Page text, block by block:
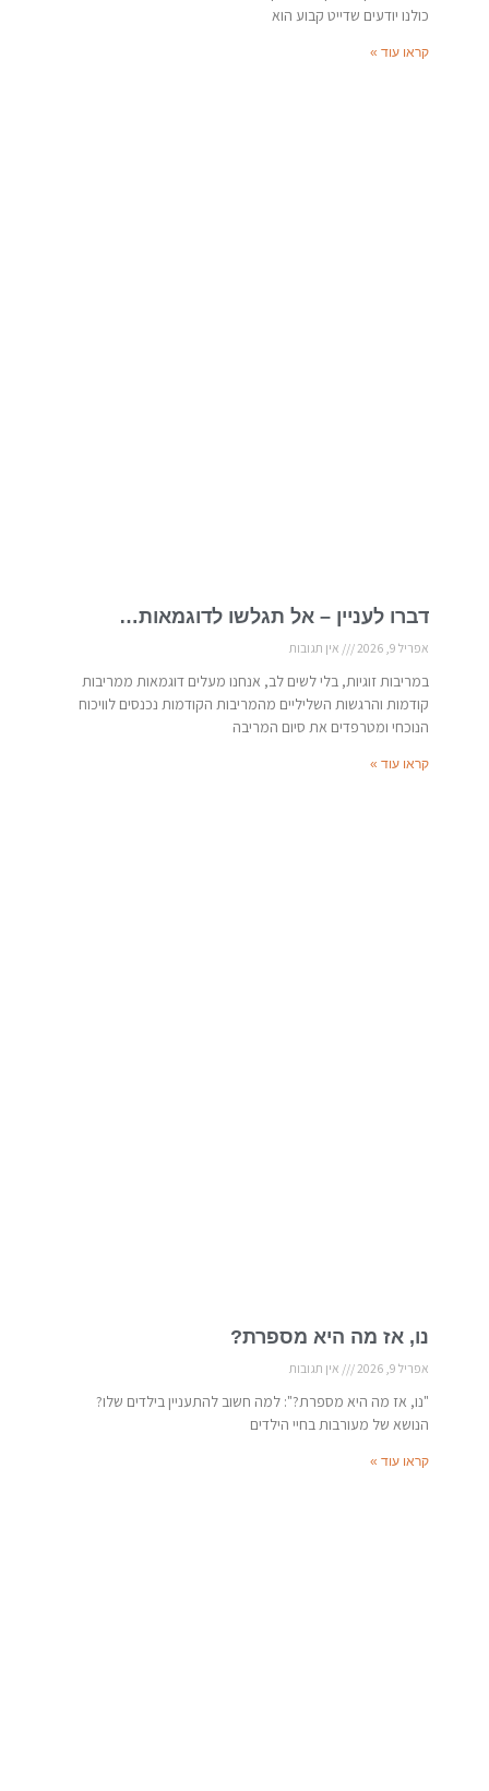
כולנו יודעים שדייט קבוע הוא
קראו עוד »
דברו לעניין – אל תגלשו לדוגמאות…
אפריל 9, 2026 אין תגובות
במריבות זוגיות, בלי לשים לב, אנחנו מעלים דוגמאות ממריבות
קודמות והרגשות השליליים מהמריבות הקודמות נכנסים לוויכוח
הנוכחי ומטרפדים את סיום המריבה
קראו עוד »
נו, אז מה היא מספרת?
אפריל 9, 2026 אין תגובות
"נו, אז מה היא מספרת?": למה חשוב להתעניין בילדים שלו?
הנושא של מעורבות בחיי הילדים
קראו עוד »